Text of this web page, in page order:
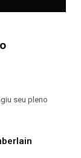
seu pleno